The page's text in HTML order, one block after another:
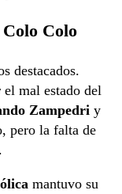
Colo
destacados.
mal estado del
Zampedri y
pero la falta de
mantuvo su